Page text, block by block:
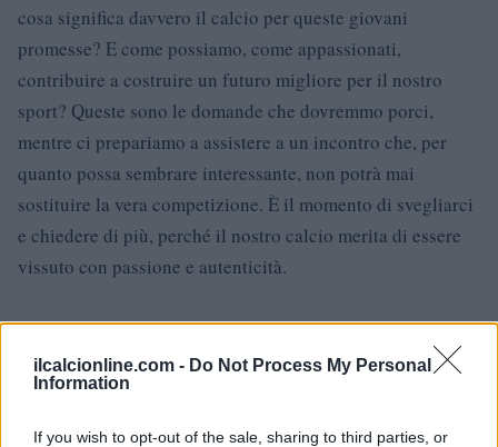
ilcalcionline.com - Do Not Process My Personal
Information
If you wish to opt-out of the sale, sharing to third parties, or
cosa significa davvero il calcio per queste giovani
promesse? E come possiamo, come appassionati,
contribuire a costruire un futuro migliore per il nostro
sport? Queste sono le domande che dovremmo porci,
mentre ci prepariamo a assistere a un incontro che, per
quanto possa sembrare interessante, non potrà mai
sostituire la vera competizione. È il momento di svegliarci
e chiedere di più, perché il nostro calcio merita di essere
vissuto con passione e autenticità.
AUTORE
AiAdhubMedia